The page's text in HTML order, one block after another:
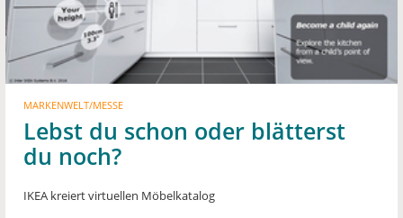
MARKENWELT/MESSE
Lebst du schon oder blätterst
du noch?
IKEA kreiert virtuellen Möbelkatalog